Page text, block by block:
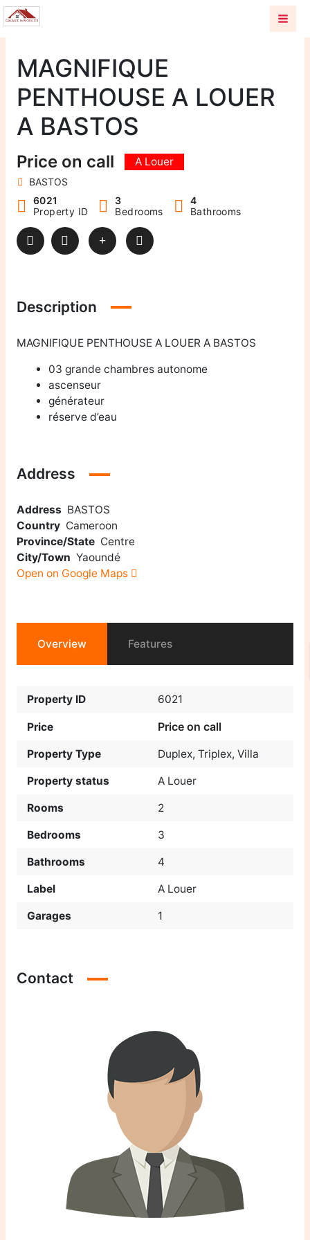
Aller
au
contenu
MAGNIFIQUE
PENTHOUSE A LOUER
A BASTOS
Price on call A Louer
BASTOS
6021
Property ID
3
Bedrooms
4
Bathrooms
Description
MAGNIFIQUE PENTHOUSE A LOUER A BASTOS
03 grande chambres autonome
ascenseur
générateur
réserve d’eau
Address
Address BASTOS
Country Cameroon
Province/State Centre
City/Town Yaoundé
Open on Google Maps
Overview Features
Property ID 6021
Price Price on call
Property Type Duplex, Triplex, Villa
Property status A Louer
Rooms 2
Bedrooms 3
Bathrooms 4
Label A Louer
Garages 1
Contact